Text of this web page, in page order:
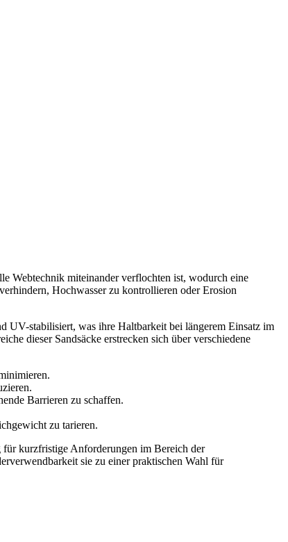
Webtechnik miteinander verflochten ist, wodurch eine
Hochwasser zu kontrollieren oder Erosion
UV-stabilisiert, was ihre Haltbarkeit bei längerem Einsatz im
dieser Sandsäcke erstrecken sich über verschiedene
Barrieren zu schaffen.
zu tarieren.
für kurzfristige Anforderungen im Bereich der
sie zu einer praktischen Wahl für